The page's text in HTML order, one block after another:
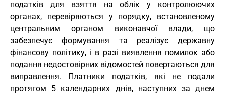
податків для взяття на облік у контролюючих
органах, перевіряються у порядку, встановленому
центральним органом виконавчої влади, що
забезпечує формування та реалізує державну
фінансову політику, і в разі виявлення помилок або
подання недостовірних відомостей повертаються для
виправлення. Платники податків, які не подали
протягом 5 календарних днів, наступних за днем